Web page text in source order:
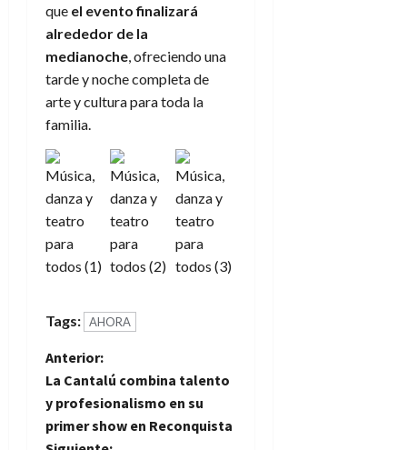
que el evento finalizará
alrededor de la
medianoche , ofreciendo una
tarde y noche completa de
arte y cultura para toda la
familia.
Tags: AHORA
N
a
v
Anterior:
La Cantalú combina talento
y profesionalismo en su
primer show en Reconquista